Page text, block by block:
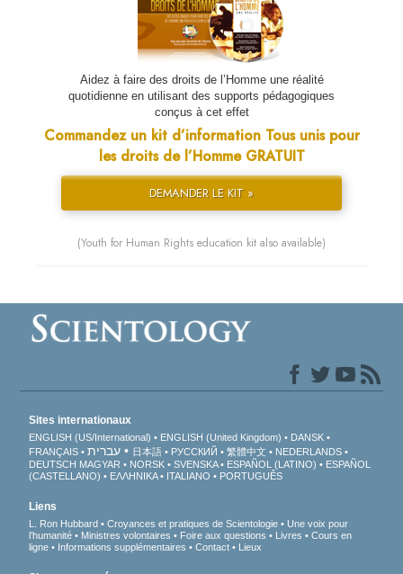
Aidez à faire des droits de l’Homme une réalité
quotidienne en utilisant des supports pédagogiques
conçus à cet effet
Commandez un kit d’information Tous unis pour
les droits de l’Homme GRATUIT
DEMANDER LE KIT »
(Youth for Human Rights education kit also available)
Sites internationaux
ENGLISH (US/International) ENGLISH (United Kingdom)
DANSK
FRANÇAIS
עברית 日本語 РУССКИЙ 繁體中文
NEDERLANDS
DEUTSCH MAGYAR NORSK SVENSKA ESPAÑOL (LATINO)
ESPAÑOL
(CASTELLANO)
ΕΛΛΗΝΙΚA ITALIANO PORTUGUÊS
Liens
L. Ron Hubbard Croyances et pratiques de Scientologie
Une voix pour
l’humanité
Ministres volontaires Foire aux questions Livres
Cours en
ligne
Informations supplémentaires Contact Lieux